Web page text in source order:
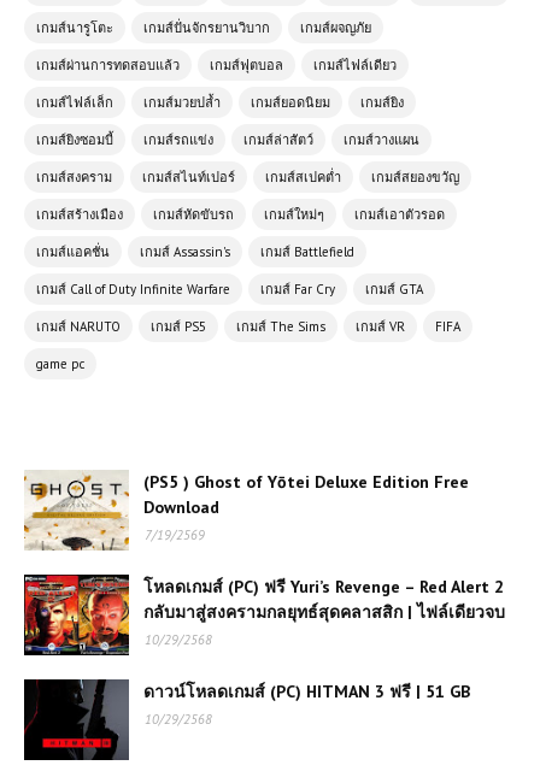
| Free Download
Edition Free Download
Download
(PC) SnowRunner | Free
Download
โหลดเกมส์ (PC) ฟรี Feed and Grow:
Fish – สุดยอดเกมจำลองชีวิตใต้น้ำ
โหลดเกมส์ (PC) ฟรี Tactic Boxing
2026 เกมต่อยมวยเชิงกลยุทธ์แห่งยุค
ใหม่
เกมส์นารูโตะ เกมส์ปั่นจักรยานวิบาก เกมส์ผจญภัย
เกมส์ผ่านการทดสอบแล้ว เกมส์ฟุตบอล เกมส์ไฟล์เดียว
เกมส์ไฟล์เล็ก เกมส์มวยปล้ำ เกมส์ยอดนิยม เกมส์ยิง
เกมส์ยิงซอมบี้ เกมส์รถแข่ง เกมส์ล่าสัตว์ เกมส์วางแผน
เกมส์สงคราม เกมส์สไนท์เปอร์ เกมส์สเปคต่ำ เกมส์สยองขวัญ
เกมส์สร้างเมือง เกมส์หัดขับรถ เกมส์ใหม่ๆ เกมส์เอาตัวรอด
เกมส์แอคชั่น เกมส์ Assassin's เกมส์ Battlefield
เกมส์ Call of Duty Infinite Warfare เกมส์ Far Cry เกมส์ GTA
เกมส์ NARUTO เกมส์ PS5 เกมส์ The Sims เกมส์ VR FIFA
game pc
(PS5 ) Ghost of Yōtei Deluxe Edition Free
Download
7/19/2569
โหลดเกมส์ (PC) ฟรี Yuri’s Revenge – Red Alert 2
กลับมาสู่สงครามกลยุทธ์สุดคลาสสิก | ไฟล์เดียวจบ
10/29/2568
ดาวน์โหลดเกมส์ (PC) HITMAN 3 ฟรี | 51 GB
10/29/2568